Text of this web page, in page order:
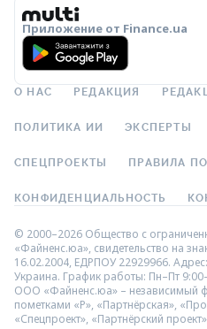
Приложение от Finance.ua
О НАС РЕДАКЦИЯ
ПОЛИТИКА ИИ ЭКСПЕРТЫ
СПЕЦПРОЕКТЫ ПРАВИЛА
КОНФИДЕНЦИАЛЬНОСТЬ
© 2000–2026 Общество с
«Файненс.юа», свидетельство на
16.02.2004, ЕДРПОУ 22929966.
Украина. График работы: Пн–Пт
ООО «Файненс.юа» – независимый
пометками «Р», «Партнёрская»,
«Спецпроект», «Партнёрский